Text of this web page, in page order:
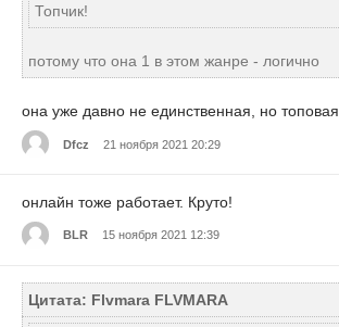
Топчик!
потому что она 1 в этом жанре - логично
она уже давно не единственная, но топовая
Dfcz 21 ноября 2021 20:29
онлайн тоже работает. Круто!
BLR 15 ноября 2021 12:39
Цитата: Flvmara FLVMARA